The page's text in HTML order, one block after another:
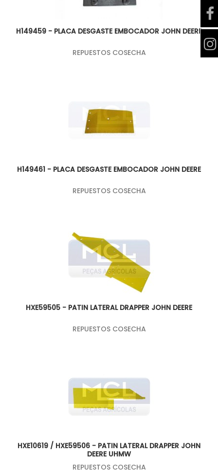
H149459 - PLACA DESGASTE EMBOCADOR JOHN DEERE
REPUESTOS COSECHA
H149461 - PLACA DESGASTE EMBOCADOR JOHN DEERE
REPUESTOS COSECHA
HXE59505 - PATIN LATERAL DRAPPER JOHN DEERE
REPUESTOS COSECHA
HXE10619 / HXE59506 - PATIN LATERAL DRAPPER JOHN
DEERE UHMW
REPUESTOS COSECHA